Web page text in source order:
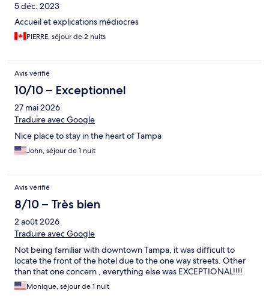
5 déc. 2023
Accueil et explications médiocres
PIERRE, séjour de 2 nuits
Avis vérifié
10/10 – Exceptionnel
27 mai 2026
Traduire avec Google
Nice place to stay in the heart of Tampa
John, séjour de 1 nuit
Avis vérifié
8/10 – Très bien
2 août 2026
Traduire avec Google
Not being familiar with downtown Tampa, it was difficult to
locate the front of the hotel due to the one way streets. Other
than that one concern , everything else was EXCEPTIONAL!!!!
Monique, séjour de 1 nuit